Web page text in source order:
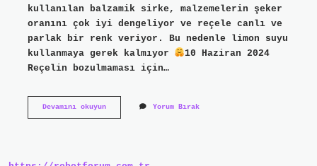
kullanılan balzamik sirke, malzemelerin şeker
oranını çok iyi dengeliyor ve reçele canlı ve
parlak bir renk veriyor. Bu nedenle limon suyu
kullanmaya gerek kalmıyor
10 Haziran 2024
Reçelin bozulmaması için…
Devamını okuyunReçel
Yorum Bırak